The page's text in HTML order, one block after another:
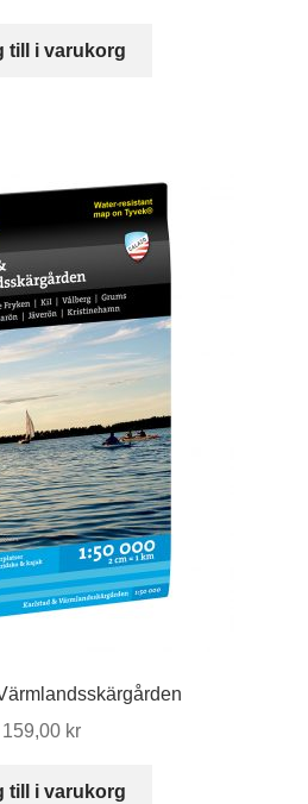
till i varukorg
159,00 kr
till i varukorg